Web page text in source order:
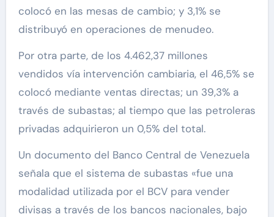
colocó en las mesas de cambio; y 3,1% se
distribuyó en operaciones de menudeo.
Por otra parte, de los 4.462,37 millones
vendidos vía intervención cambiaria, el 46,5% se
colocó mediante ventas directas; un 39,3% a
través de subastas; al tiempo que las petroleras
privadas adquirieron un 0,5% del total.
Un documento del Banco Central de Venezuela
señala que el sistema de subastas «fue una
modalidad utilizada por el BCV para vender
divisas a través de los bancos nacionales, bajo